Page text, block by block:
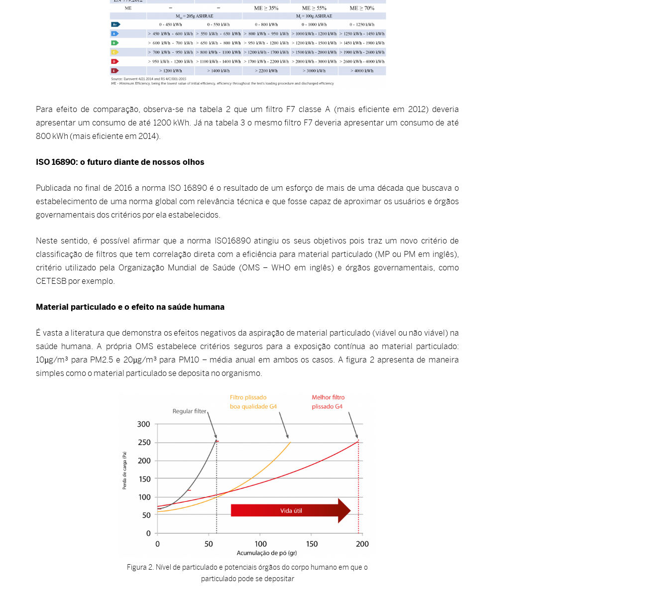
Para efeito de comparação, observa-se na tabela 2 que um filtro F7 classe A (mais eficiente em 2012) deveria
apresentar um consumo de até 1200 kWh. Já na tabela 3 o mesmo filtro F7 deveria apresentar um consumo de até
800 kWh (mais eficiente em 2014).
ISO 16890: o futuro diante de nossos olhos
Publicada no final de 2016 a norma ISO 16890 é o resultado de um esforço de mais de uma década que buscava o
estabelecimento de uma norma global com relevância técnica e que fosse capaz de aproximar os usuários e órgãos
governamentais dos critérios por ela estabelecidos.
Neste sentido, é possível afirmar que a norma ISO16890 atingiu os seus objetivos pois traz um novo critério de
classificação de filtros que tem correlação direta com a eficiência para material particulado (MP ou PM em inglês),
critério utilizado pela Organização Mundial de Saúde (OMS – WHO em inglês) e órgãos governamentais, como
CETESB por exemplo.
Material particulado e o efeito na saúde humana
É vasta a literatura que demonstra os efeitos negativos da aspiração de material particulado (viável ou não viável) na
saúde humana. A própria OMS estabelece critérios seguros para a exposição contínua ao material particulado:
10µg/m³ para PM2.5 e 20µg/m³ para PM10 – média anual em ambos os casos. A figura 2 apresenta de maneira
simples como o material particulado se deposita no organismo.
Figura 2. Nível de particulado e potenciais órgãos do corpo humano em que o
particulado pode se depositar